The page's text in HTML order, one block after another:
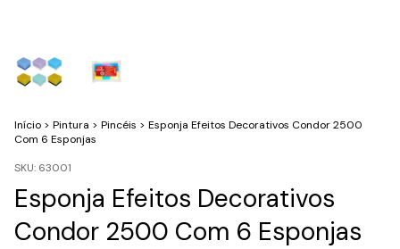
Início > Pintura > Pincéis > Esponja Efeitos Decorativos Condor 2500
Com 6 Esponjas
SKU: 63001
Esponja Efeitos Decorativos
Condor 2500 Com 6 Esponjas